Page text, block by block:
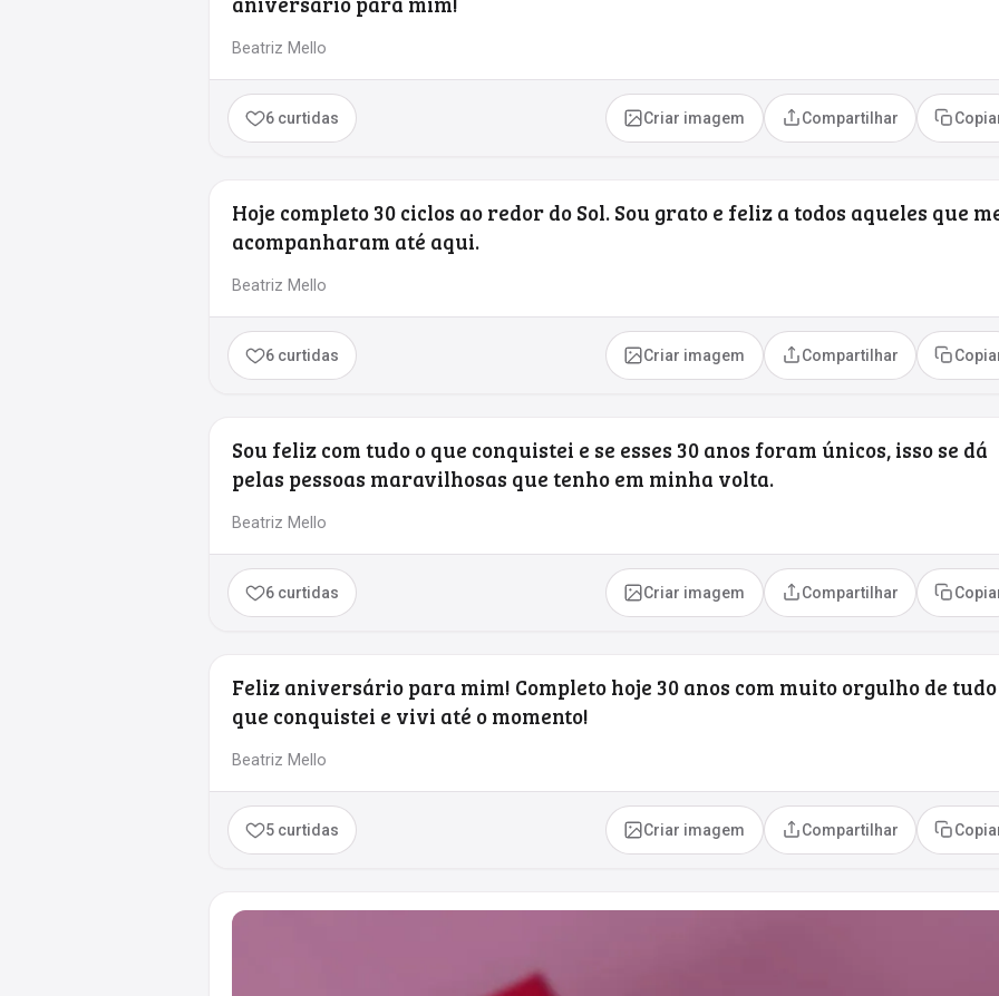
Beatriz Mello
6 curtidas Criar imagem Compartilhar
Hoje completo 30 ciclos ao redor do Sol. Sou grato e feliz a todos aqueles que
acompanharam até aqui.
Beatriz Mello
6 curtidas Criar imagem Compartilhar
Sou feliz com tudo o que conquistei e se esses 30 anos foram únicos, isso se dá
pelas pessoas maravilhosas que tenho em minha volta.
Beatriz Mello
6 curtidas Criar imagem Compartilhar
Feliz aniversário para mim! Completo hoje 30 anos com muito orgulho de tudo
que conquistei e vivi até o momento!
Beatriz Mello
5 curtidas Criar imagem Compartilhar